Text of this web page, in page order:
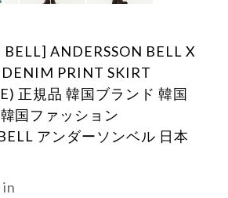
BELL] ANDERSSON BELL X
PRINT SKIRT
正規品 韓国ブランド 韓国
国ファッション
アンダーソンベル 日本